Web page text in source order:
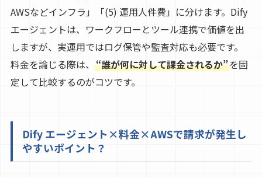
AWSなどインフラ」「(5) 運用人件費」に分けます。Dify
エージェントは、ワークフローとツール連携で価値を出
しますが、実運用ではログ保管や監査対応も必要です。
料金を論じる際は、 “誰が何に対して課金されるか”を固
定して比較するのがコツです。
Dify エージェント×料金×AWSで請求が発生し
やすいポイント？